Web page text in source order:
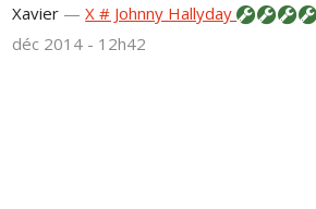
Xavier —X # Johnny Hallyday
déc 2014 - 12h42